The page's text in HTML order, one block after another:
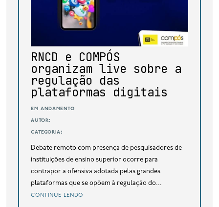
base de dados
publicações na mídia
RNCD e COMPÓS
organizam live sobre a
regulação das
plataformas digitais
em andamento
autor:
categoria:
Debate remoto com presença de pesquisadores de
instituições de ensino superior ocorre para
contrapor a ofensiva adotada pelas grandes
plataformas que se opõem à regulação do...
continue lendo